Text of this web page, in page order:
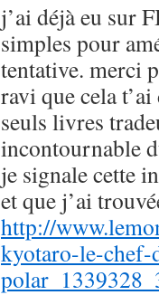
j’ai déjà eu sur
simples pour
tentative. merci
ravi que cela
seuls livres
incontournable
je signale cette
et que j’ai
http://
kyotaro-le-chef-